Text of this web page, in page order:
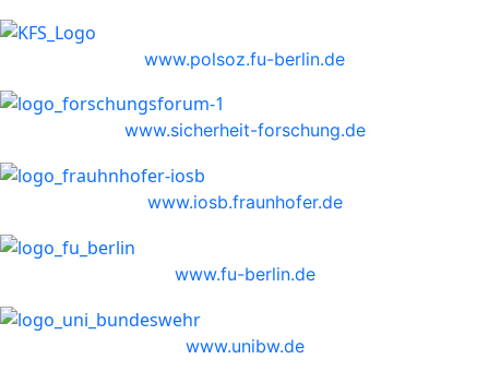
www.polsoz.fu-berlin.de
www.sicherheit-forschung.de
www.iosb.fraunhofer.de
www.fu-berlin.de
www.unibw.de